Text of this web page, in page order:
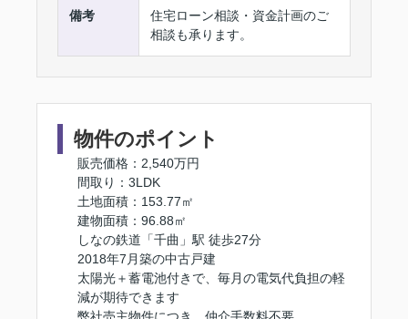
備考
住宅ローン相談・資金計画のご
相談も承ります。
物件のポイント
販売価格：2,540万円
間取り：3LDK
土地面積：153.77㎡
建物面積：96.88㎡
しなの鉄道「千曲」駅 徒歩27分
2018年7月築の中古戸建
太陽光＋蓄電池付きで、毎月の電気代負担の軽
減が期待できます